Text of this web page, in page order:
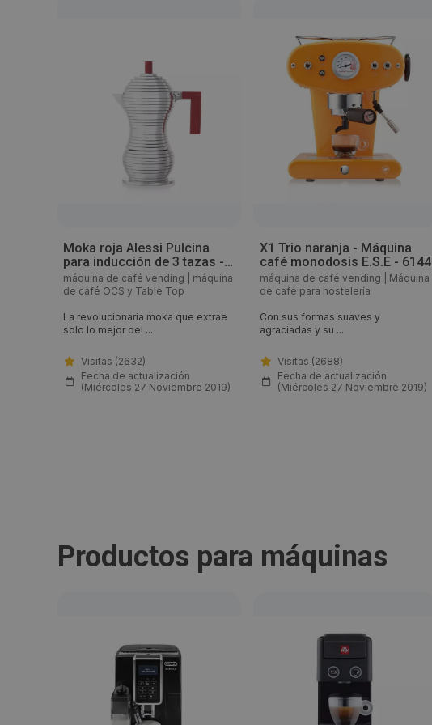
Moka roja Alessi Pulcina
para inducción de 3 tazas -
21908
máquina de café vending
máquina
de café OCS y Table Top
La revolucionaria moka que extrae
solo lo mejor del ...
Visitas (2632)
Fecha de actualización
(Miércoles 27 Noviembre 2019)
X1 Trio naranja - Máquina
café monodosis E.S.E - 6144
máquina de café vending
Máquina
de café para hostelería
Con sus formas suaves y
agraciadas y su ...
Visitas (2688)
Fecha de actualización
(Miércoles 27 Noviembre 2019)
Productos para máquinas